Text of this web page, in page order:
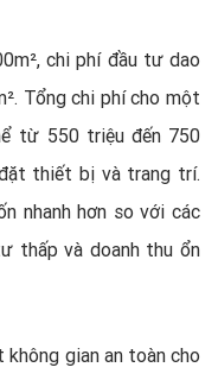
chi phí đầu tư dao
Tổng chi phí cho một
từ 550 triệu đến 750
thiết bị và trang trí.
nhanh hơn so với các
thấp và doanh thu ổn
không gian an toàn cho